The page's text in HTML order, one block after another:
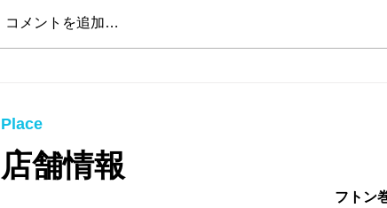
コメントを追加…
Place
店舗情報
フトン